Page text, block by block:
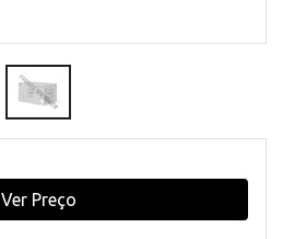
Ver Preço